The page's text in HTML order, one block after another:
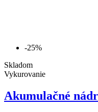
-25%
Skladom
Vykurovanie
Akumulačné